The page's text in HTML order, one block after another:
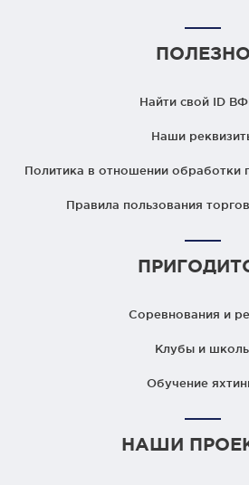
ПОЛЕЗНО
Найти свой ID
Наши
Политика в отношении обработки
Правила пользования
Соревнования и
Клубы и
Обучение
НАШИ